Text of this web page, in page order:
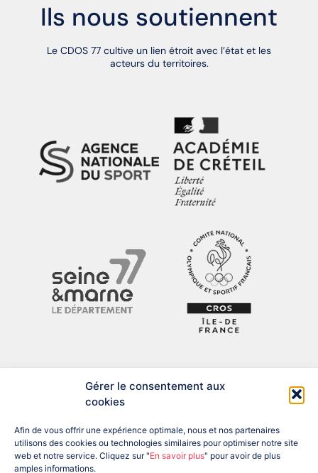
Gérer le consentement aux
cookies
Afin de vous offrir une expérience optimale, nous et nos partenaires
utilisons des cookies ou technologies similaires pour optimiser notre site
web et notre service. Cliquez sur "En savoir plus" pour avoir de plus
amples informations.
Ils nous soutiennent
Le CDOS 77 cultive un lien étroit avec l’état et les
acteurs du territoires.